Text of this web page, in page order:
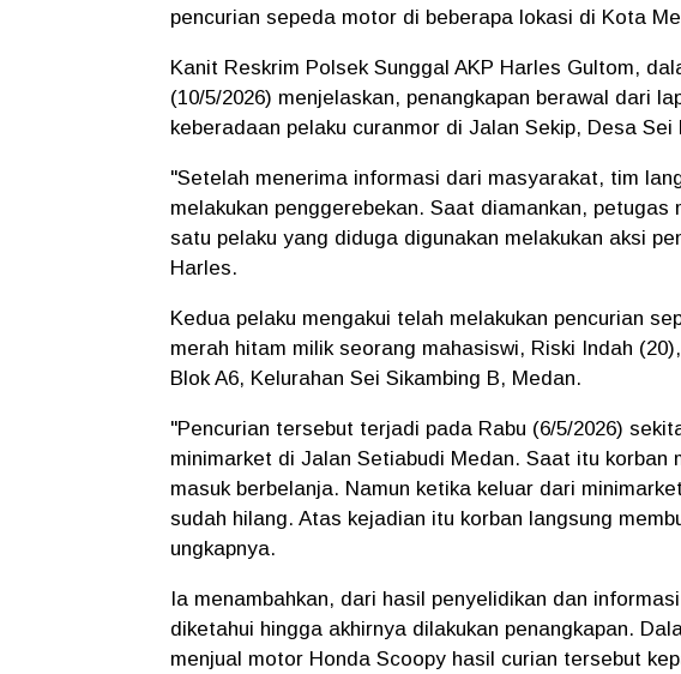
pencurian sepeda motor di beberapa lokasi di Kota
Kanit Reskrim Polsek Sunggal AKP Harles Gultom,
(10/5/2026) menjelaskan, penangkapan berawal dari
keberadaan pelaku curanmor di Jalan Sekip, Desa Sei
"Setelah menerima informasi dari masyarakat, tim
melakukan penggerebekan. Saat diamankan, petugas
satu pelaku yang diduga digunakan melakukan aksi
Harles.
Kedua pelaku mengakui telah melakukan pencurian
merah hitam milik seorang mahasiswi, Riski Indah
Blok A6, Kelurahan Sei Sikambing B, Medan.
"Pencurian tersebut terjadi pada Rabu (6/5/2026)
minimarket di Jalan Setiabudi Medan. Saat itu korban
masuk berbelanja. Namun ketika keluar dari
sudah hilang. Atas kejadian itu korban langsung
ungkapnya.
Ia menambahkan, dari hasil penyelidikan dan
diketahui hingga akhirnya dilakukan penangkapan.
menjual motor Honda Scoopy hasil curian tersebut